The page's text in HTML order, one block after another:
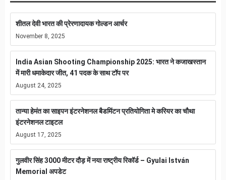
शीतल देवी भारत की प्रेरणादायक गोल्डन आर्चर
November 8, 2025
India Asian Shooting Championship 2025: भारत ने कजाखस्तान
में मारी धमाकेदार जीत, 41 पदक के साथ टॉप पर
August 24, 2025
तान्या हेमंत का साइपन इंटरनेशनल बैडमिंटन प्रतियोगिता मे करियर का चौथा
इंटरनेशनल टाइटल
August 17, 2025
गुलवीर सिंह 3000 मीटर दौड़ में नया राष्ट्रीय रिकॉर्ड – Gyulai István
Memorial अपडेट